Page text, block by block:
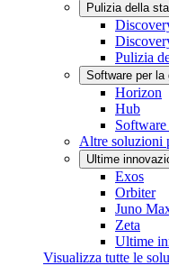
Pulizia della
Pulizia
Software per la
Horizon
Hub
Altre soluzioni
Ultime
Exos
Orbiter
Juno
Zeta
Ultime
Visualizza tutte le